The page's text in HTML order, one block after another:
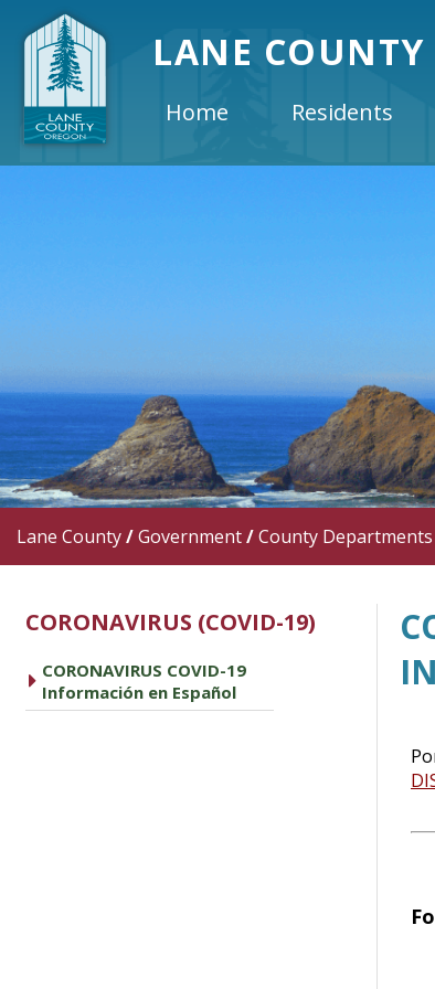
LANE COUNTY
Home Residents
Lane County/Government/County Departments
CORONAVIRUS (COVID-19)
caret right
CORONAVIRUS COVID-19
Información en Español